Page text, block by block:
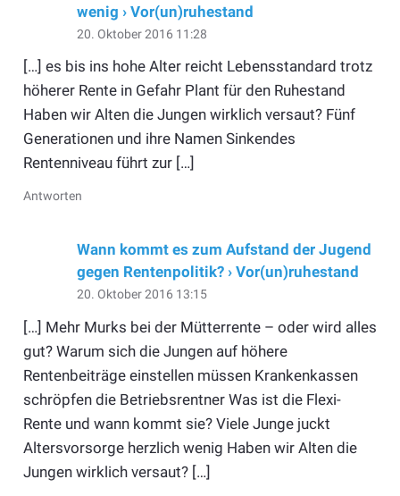
wenig › Vor(un)ruhestand
20. Oktober 2016 11:28
[…] es bis ins hohe Alter reicht Lebensstandard trotz
höherer Rente in Gefahr Plant für den Ruhestand
Haben wir Alten die Jungen wirklich versaut? Fünf
Generationen und ihre Namen Sinkendes
Rentenniveau führt zur […]
Antworten
Wann kommt es zum Aufstand der Jugend
gegen Rentenpolitik? › Vor(un)ruhestand
20. Oktober 2016 13:15
[…] Mehr Murks bei der Mütterrente – oder wird alles
gut? Warum sich die Jungen auf höhere
Rentenbeiträge einstellen müssen Krankenkassen
schröpfen die Betriebsrentner Was ist die Flexi-
Rente und wann kommt sie? Viele Junge juckt
Altersvorsorge herzlich wenig Haben wir Alten die
Jungen wirklich versaut? […]